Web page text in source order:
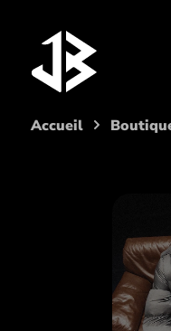
Accueil